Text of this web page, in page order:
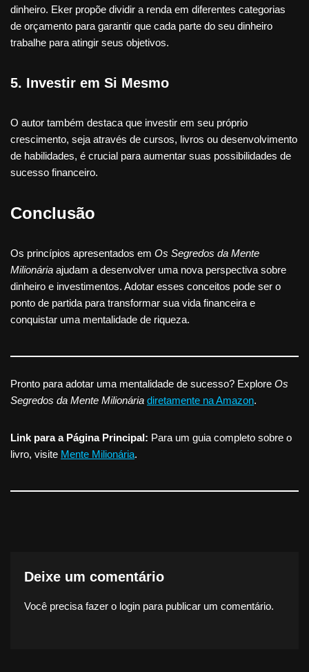
dinheiro. Eker propõe dividir a renda em diferentes categorias
de orçamento para garantir que cada parte do seu dinheiro
trabalhe para atingir seus objetivos.
5. Investir em Si Mesmo
O autor também destaca que investir em seu próprio
crescimento, seja através de cursos, livros ou desenvolvimento
de habilidades, é crucial para aumentar suas possibilidades de
sucesso financeiro.
Conclusão
Os princípios apresentados em Os Segredos da Mente
Milionária ajudam a desenvolver uma nova perspectiva sobre
dinheiro e investimentos. Adotar esses conceitos pode ser o
ponto de partida para transformar sua vida financeira e
conquistar uma mentalidade de riqueza.
Pronto para adotar uma mentalidade de sucesso? Explore Os
Segredos da Mente Milionária diretamente na Amazon.
Link para a Página Principal: Para um guia completo sobre o
livro, visite Mente Milionária.
Deixe um comentário
Você precisa fazer o login para publicar um comentário.